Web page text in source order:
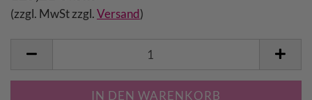
(zzgl. MwSt zzgl. Versand)